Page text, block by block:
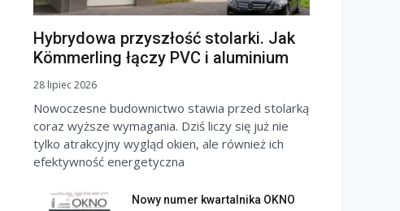
Hybrydowa przyszłość stolarki. Jak
Kömmerling łączy PVC i aluminium
28 lipiec 2026
Nowoczesne budownictwo stawia przed stolarką
coraz wyższe wymagania. Dziś liczy się już nie
tylko atrakcyjny wygląd okien, ale również ich
efektywność energetyczna
Nowy numer kwartalnika OKNO